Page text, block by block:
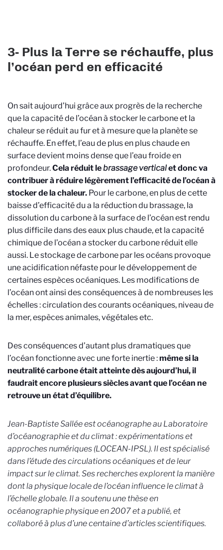
3- Plus la Terre se réchauffe, plus
l’océan perd en efficacité
On sait aujourd’hui grâce aux progrès de la recherche
que la capacité de l’océan à stocker le carbone et la
chaleur se réduit au fur et à mesure que la planète se
réchauffe. En effet, l’eau de plus en plus chaude en
surface devient moins dense que l’eau froide en
profondeur.Cela réduit lebrassage verticalet donc va
contribuer à réduire légèrement l’efficacité de l’océan à
stocker de la chaleur. Pour le carbone, en plus de cette
baisse d’efficacité du a la réduction du brassage, la
dissolution du carbone à la surface de l’océan est rendu
plus difficile dans des eaux plus chaude, et la capacité
chimique de l’océan a stocker du carbone réduit elle
aussi. Le stockage de carbone par les océans provoque
une acidification néfaste pour le développement de
certaines espèces océaniques. Les modifications de
l’océan ont ainsi des conséquences à de nombreuses les
échelles : circulation des courants océaniques, niveau de
la mer, espèces animales, végétales etc.
Des conséquences d’autant plus dramatiques que
l’océan fonctionne avec une forte inertie :même si la
neutralité carbone était atteinte dès aujourd’hui, il
faudrait encore plusieurs siècles avant que l’océan ne
retrouve un état d’équilibre.
Jean-Baptiste Sallée est océanographe au Laboratoire
d’océanographie et du climat : expérimentations et
approches numériques (LOCEAN-IPSL). Il est spécialisé
dans l’étude des circulations océaniques et de leur
impact sur le climat. Ses recherches explorent la manière
dont la physique locale de l’océan influence le climat à
l’échelle globale. Il a soutenu une thèse en
océanographie physique en 2007 et a publié, et
collaboré à plus d’une centaine d’articles scientifiques.